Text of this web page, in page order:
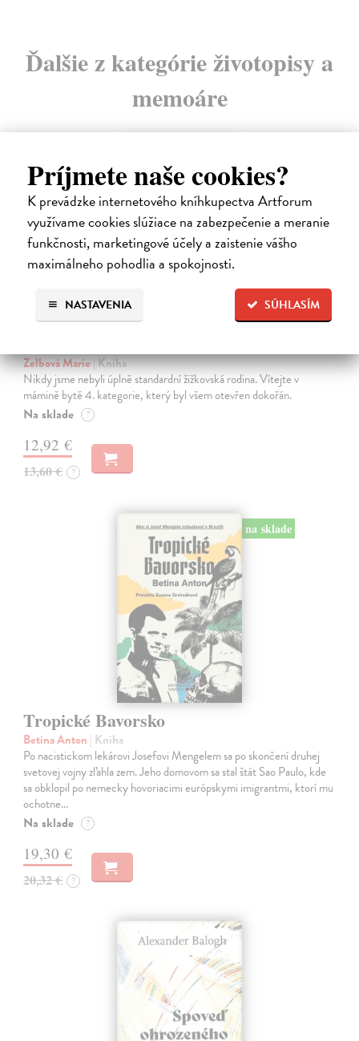
Príjmete naše cookies?
K prevádzke internetového kníhkupectva Artforum
využívame cookies slúžiace na zabezpečenie a meranie
funkčnosti, marketingové účely a zaistenie vášho
maximálneho pohodlia a spokojnosti.
SÚHLASÍM
NASTAVENIA
Ďalšie z kategórie životopisy a
memoáre
Zelbová Marie| Kniha
Nikdy jsme nebyli úplně standardní žižkovská rodina. Vítejte v
mámině bytě 4. kategorie, který byl všem otevřen dokořán.
Na sklade ?
12,92 €
13,60 € ?
na sklade
Tropické Bavorsko
Betina Anton | Kniha
Po nacistickom lekárovi Josefovi Mengelem sa po skončení druhej
svetovej vojny zľahla zem. Jeho domovom sa stal štát Sao Paulo, kde
sa obklopil po nemecky hovoriacimi európskymi imigrantmi, ktorí mu
ochotne…
Na sklade ?
19,30 €
20,32 € ?